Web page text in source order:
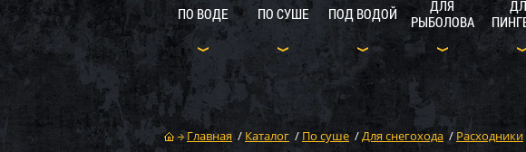
ПО ВОДЕ ПО СУШЕ ПОД ВОДОЙ
ДЛЯ
РЫБОЛОВА
Главная / Каталог / По суше /Для снегохода / Расходники